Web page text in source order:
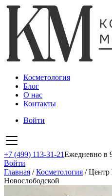
Косметология
Блог
О нас
Контакты
Войти
+7 (499) 113-31-21Ежедневно в
Войти
Главная /Косметология /Центр
Новослободской